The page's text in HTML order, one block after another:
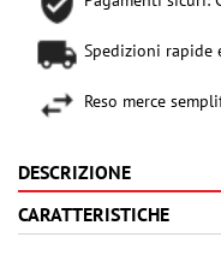
Spedizioni rapide
Reso merce
DESCRIZIONE
CARATTERISTICHE